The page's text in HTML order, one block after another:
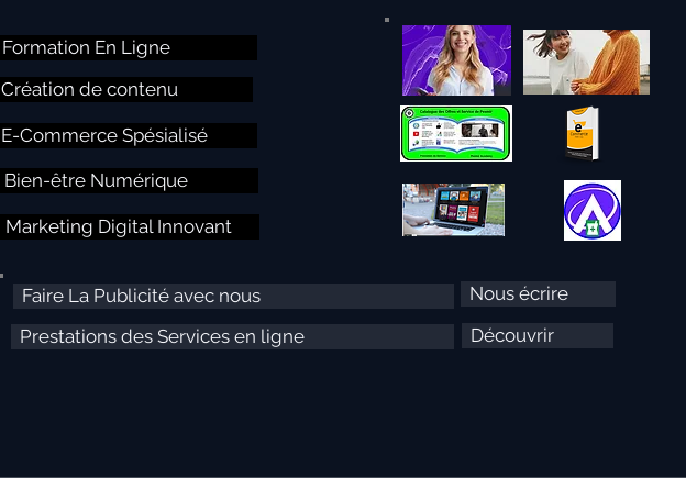
Formation En Ligne
Création de contenu
E-Commerce Spésialisé
Bien-être Numérique
Marketing Digital Innovant
Faire La Publicité avec nous
Prestations des Services en ligne
Nous écrire
Découvrir